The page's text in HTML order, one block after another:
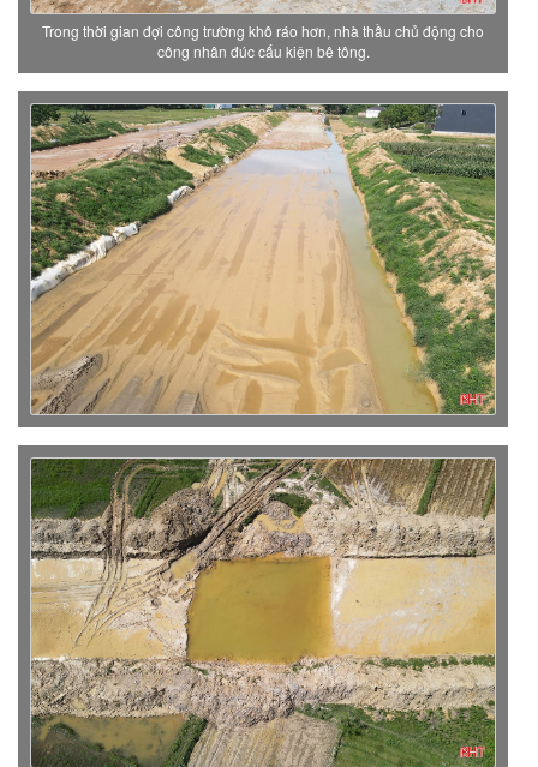
Trong thời gian đợi công trường khô ráo hơn, nhà thầu chủ động cho
công nhân đúc cấu kiện bê tông.